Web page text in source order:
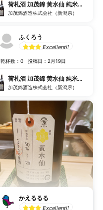
荷札酒 加茂錦 黄水仙 純米大吟醸 生
加茂錦酒造株式会社（新潟県）
ふくろう
Excellent!!
乾杯数：0 投稿日：2月19日
荷札酒 加茂錦 黄水仙 純米大吟醸 生
加茂錦酒造株式会社（新潟県）
かえるるる
Excellent!!